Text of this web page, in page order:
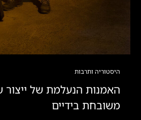
היסטוריה ותרבות
האמנות הנעלמת של ייצור
משובחת בידיים